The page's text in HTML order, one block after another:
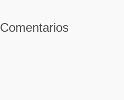
Comentarios